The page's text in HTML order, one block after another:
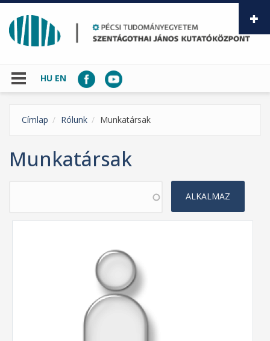
Ugrás a tartalomra
HU EN
Címlap Rólunk Munkatársak
Munkatársak